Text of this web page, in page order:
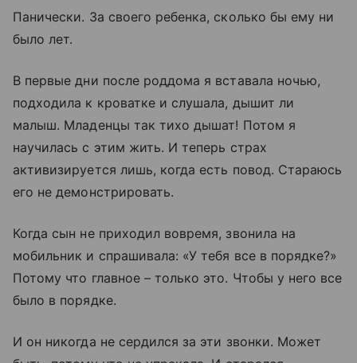
Панически. За своего ребенка, сколько бы ему ни
было лет.
В первые дни после роддома я вставала ночью,
подходила к кроватке и слушала, дышит ли
малыш. Младенцы так тихо дышат! Потом я
научилась с этим жить. И теперь страх
активизируется лишь, когда есть повод. Стараюсь
его не демонстрировать.
Когда сын не приходил вовремя, звонила на
мобильник и спрашивала: «У тебя все в порядке?»
Потому что главное – только это. Чтобы у него все
было в порядке.
И он никогда не сердился за эти звонки. Может